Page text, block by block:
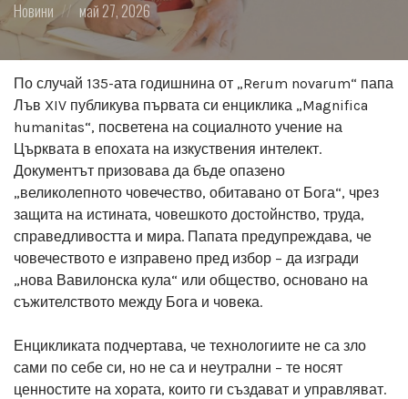
Posted
in:
Новини
Posted
on
май 27, 2026
По случай 135-ата годишнина от „Rerum novarum“ папа
Лъв XIV публикува първата си енциклика „Magnifica
humanitas“, посветена на социалното учение на
Църквата в епохата на изкуствения интелект.
Документът призовава да бъде опазено
„великолепното човечество, обитавано от Бога“, чрез
защита на истината, човешкото достойнство, труда,
справедливостта и мира. Папата предупреждава, че
човечеството е изправено пред избор – да изгради
„нова Вавилонска кула“ или общество, основано на
съжителството между Бога и човека.
Енцикликата подчертава, че технологиите не са зло
сами по себе си, но не са и неутрални – те носят
ценностите на хората, които ги създават и управляват.